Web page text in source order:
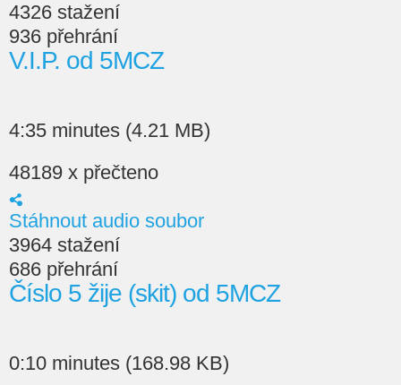
4326 stažení
936 přehrání
V.I.P. od 5MCZ
4:35 minutes (4.21 MB)
48189 x přečteno
Stáhnout audio soubor
3964 stažení
686 přehrání
Číslo 5 žije (skit) od 5MCZ
0:10 minutes (168.98 KB)